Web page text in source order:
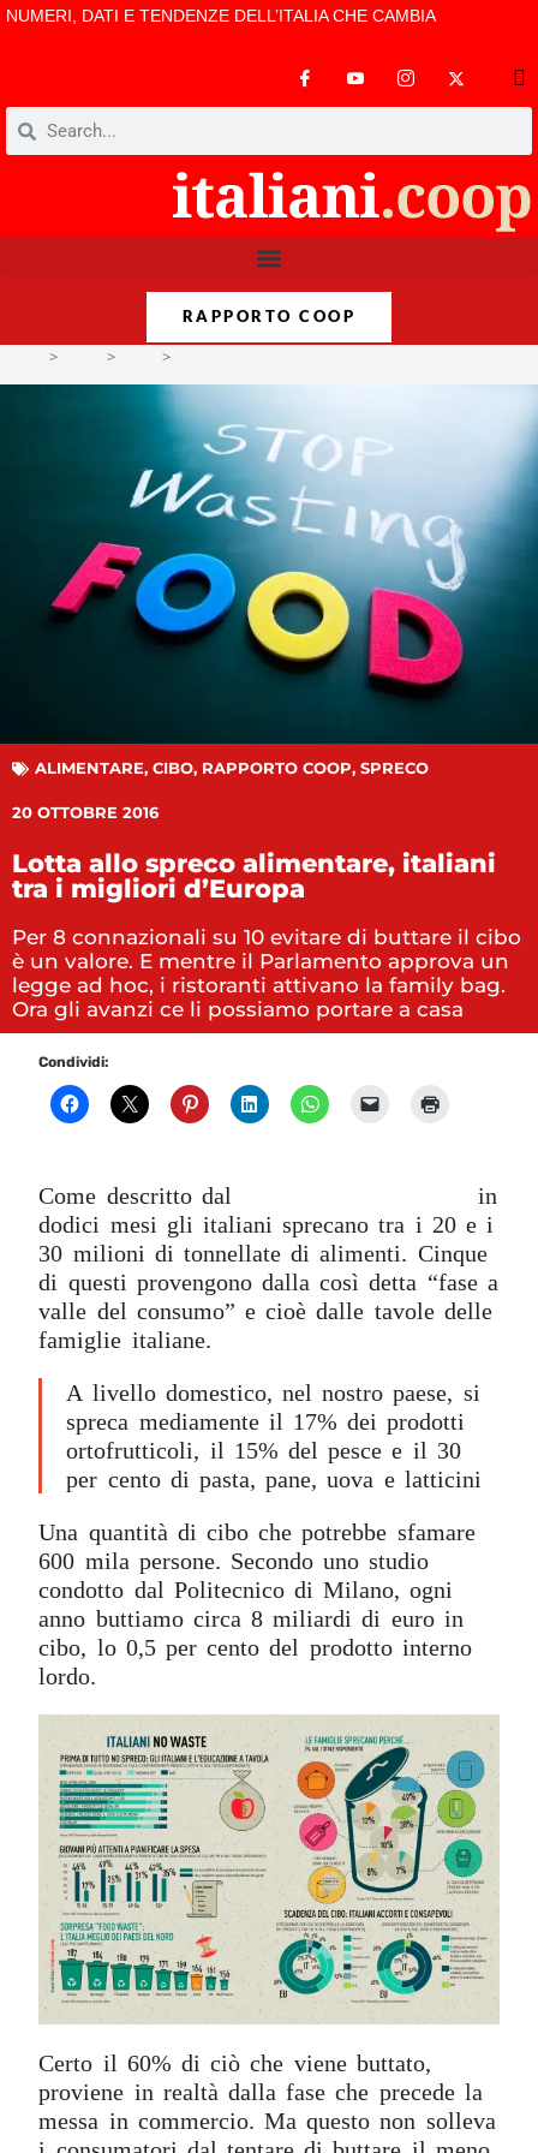
NUMERI, DATI E TENDENZE DELL’ITALIA CHE CAMBIA
RAPPORTO COOP
> > >
ALIMENTARE, CIBO, RAPPORTO COOP, SPRECO
20 OTTOBRE 2016
Lotta allo spreco alimentare, italiani
tra i migliori d’Europa
Per 8 connazionali su 10 evitare di buttare il cibo
è un valore. E mentre il Parlamento approva un
legge ad hoc, i ristoranti attivano la family bag.
Ora gli avanzi ce li possiamo portare a casa
Condividi:
Come descritto dal
in
dodici mesi gli italiani sprecano tra i 20 e i
30 milioni di tonnellate di alimenti. Cinque
di questi provengono dalla così detta “fase a
valle del consumo” e cioè dalle tavole delle
famiglie italiane.
A livello domestico, nel nostro paese, si
spreca mediamente il 17% dei prodotti
ortofrutticoli, il 15% del pesce e il 30
per cento di pasta, pane, uova e latticini
Una quantità di cibo che potrebbe sfamare
600 mila persone. Secondo uno studio
condotto dal Politecnico di Milano, ogni
anno buttiamo circa 8 miliardi di euro in
cibo, lo 0,5 per cento del prodotto interno
lordo.
Certo il 60% di ciò che viene buttato,
proviene in realtà dalla fase che precede la
messa in commercio. Ma questo non solleva